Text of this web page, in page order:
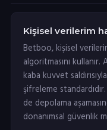
Kişisel verilerim
Betboo, kişisel
algoritmasını
kaba kuvvet
şifreleme
de depolama
donanımsal güvenlik